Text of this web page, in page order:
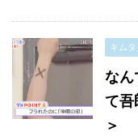
キム
なん
て吾
＞